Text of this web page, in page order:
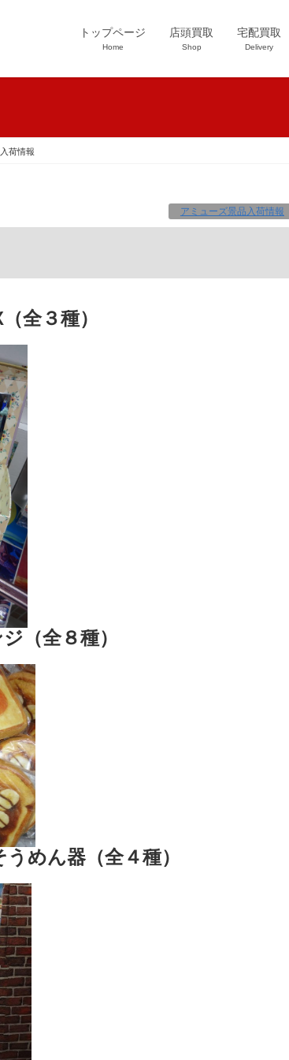
トップページ
Home
店頭買取
Shop
宅配買取
Delivery
荷情報
アミューズ景品入荷情報
全３種）
（全８種）
めん器（全４種）